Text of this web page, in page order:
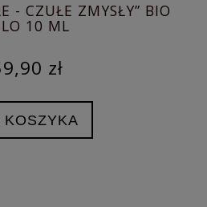
- CZUŁE ZMYSŁY” BIO
10 ML
zł
KOSZYKA